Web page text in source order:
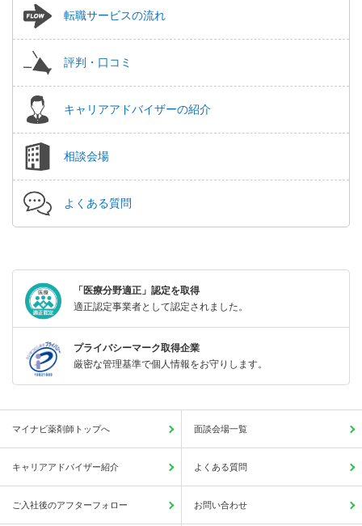
転職サービスの流れ
評判・口コミ
キャリアアドバイザーの紹介
相談会場
よくある質問
「医療分野適正」認定を取得
適正認定事業者として認定されました。
プライバシーマーク取得企業
厳密な管理基準で個人情報をお守りします。
マイナビ薬剤師トップへ 面談会場一覧
キャリアアドバイザー紹介 よくある質問
ご入社後のアフターフォロー お問い合わせ